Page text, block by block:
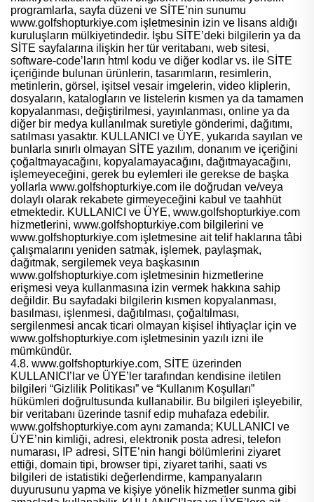
programlarla, sayfa düzeni ve SİTE’nin sunumu
www.golfshopturkiye.com işletmesinin izin ve lisans aldığı
kuruluşların mülkiyetindedir. İşbu SİTE’deki bilgilerin ya da
SİTE sayfalarına ilişkin her tür veritabanı, web sitesi,
software-code’ların html kodu ve diğer kodlar vs. ile SİTE
içeriğinde bulunan ürünlerin, tasarımların, resimlerin,
metinlerin, görsel, işitsel vesair imgelerin, video kliplerin,
dosyaların, katalogların ve listelerin kısmen ya da tamamen
kopyalanması, değiştirilmesi, yayınlanması, online ya da
diğer bir medya kullanılmak suretiyle gönderimi, dağıtımı,
satılması yasaktır. KULLANICI ve ÜYE, yukarıda sayılan ve
bunlarla sınırlı olmayan SİTE yazılım, donanım ve içeriğini
çoğaltmayacağını, kopyalamayacağını, dağıtmayacağını,
işlemeyeceğini, gerek bu eylemleri ile gerekse de başka
yollarla www.golfshopturkiye.com ile doğrudan ve/veya
dolaylı olarak rekabete girmeyeceğini kabul ve taahhüt
etmektedir. KULLANICI ve ÜYE, www.golfshopturkiye.com
hizmetlerini, www.golfshopturkiye.com bilgilerini ve
www.golfshopturkiye.com işletmesine ait telif haklarına tâbi
çalışmalarını yeniden satmak, işlemek, paylaşmak,
dağıtmak, sergilemek veya başkasının
www.golfshopturkiye.com işletmesinin hizmetlerine
erişmesi veya kullanmasına izin vermek hakkına sahip
değildir. Bu sayfadaki bilgilerin kısmen kopyalanması,
basılması, işlenmesi, dağıtılması, çoğaltılması,
sergilenmesi ancak ticari olmayan kişisel ihtiyaçlar için ve
www.golfshopturkiye.com işletmesinin yazılı izni ile
mümkündür.
4.8. www.golfshopturkiye.com, SİTE üzerinden
KULLANICI’lar ve ÜYE’ler tarafından kendisine iletilen
bilgileri “Gizlilik Politikası” ve “Kullanım Koşulları”
hükümleri doğrultusunda kullanabilir. Bu bilgileri işleyebilir,
bir veritabanı üzerinde tasnif edip muhafaza edebilir.
www.golfshopturkiye.com aynı zamanda; KULLANICI ve
ÜYE’nin kimliği, adresi, elektronik posta adresi, telefon
numarası, IP adresi, SİTE’nin hangi bölümlerini ziyaret
ettiği, domain tipi, browser tipi, ziyaret tarihi, saati vs
bilgileri de istatistiki değerlendirme, kampanyaların
duyurusunu yapma ve kişiye yönelik hizmetler sunma gibi